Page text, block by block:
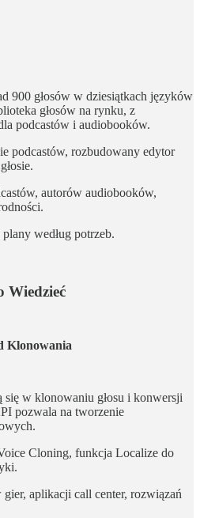
900 głosów w dziesiątkach języków
głosów na rynku, z
podcastów i audiobooków.
podcastów, rozbudowany edytor
autorów audiobooków,
według potrzeb.
Wiedzieć
Klonowania
się w klonowaniu głosu i konwersji
pozwala na tworzenie
Cloning, funkcja Localize do
aplikacji call center, rozwiązań